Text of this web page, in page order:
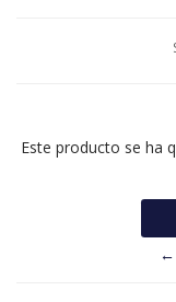
Este producto se ha
←